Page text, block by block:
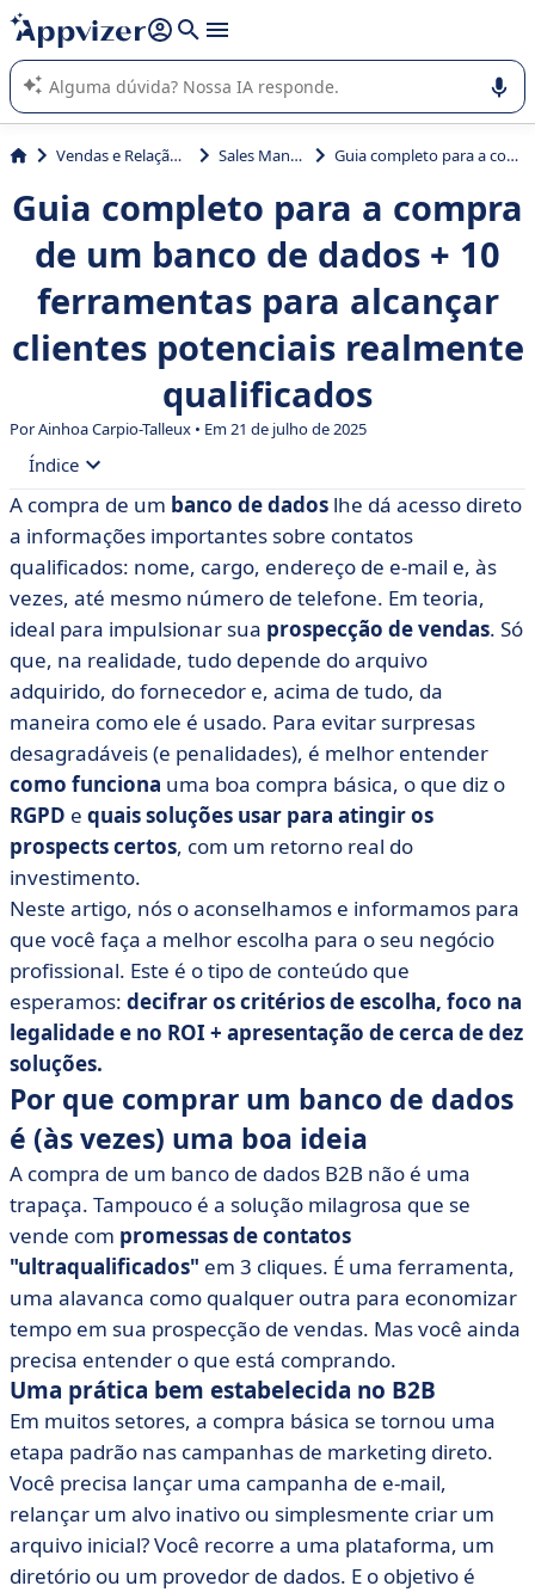
de nossa IA (várias linhas com
A IA do Appvizer o orienta no uso ou na seleção de software
SaaS para sua empresa.
Vendas e Relação com Cliente Sales Management Guia completo para a compra de um banco de dados + 10 ferramentas para alcançar clientes potenciais realmente qualificados
Guia completo para a compra
de um banco de dados + 10
ferramentas para alcançar
clientes potenciais realmente
qualificados
Por Ainhoa Carpio-Talleux • Em 21 de julho de 2025
Índice
• Por que comprar um banco de dados é (às vezes)
uma boa ideia
• Como escolher um banco de dados que seja
realmente útil para seus esforços de prospecção
• O que você pode (realmente) fazer em conformidade
com o RGPD
• Como maximizar o ROI de um banco de dados
adquirido
• 10 soluções confiáveis para comprar um banco de
dados sem cometer erros
• O que você precisa lembrar antes de comprar um
banco de dados
A compra de um banco de dados lhe dá acesso direto
a informações importantes sobre contatos
qualificados: nome, cargo, endereço de e-mail e, às
vezes, até mesmo número de telefone. Em teoria,
ideal para impulsionar sua prospecção de vendas. Só
que, na realidade, tudo depende do arquivo
adquirido, do fornecedor e, acima de tudo, da
maneira como ele é usado. Para evitar surpresas
desagradáveis (e penalidades), é melhor entender
como funciona uma boa compra básica, o que diz o
RGPD e quais soluções usar para atingir os
prospects certos, com um retorno real do
investimento.
Neste artigo, nós o aconselhamos e informamos para
que você faça a melhor escolha para o seu negócio
profissional. Este é o tipo de conteúdo que
esperamos: decifrar os critérios de escolha, foco na
legalidade e no ROI + apresentação de cerca de dez
soluções.
Por que comprar um banco de dados
é (às vezes) uma boa ideia
A compra de um banco de dados B2B não é uma
trapaça. Tampouco é a solução milagrosa que se
vende com promessas de contatos
"ultraqualificados" em 3 cliques. É uma ferramenta,
uma alavanca como qualquer outra para economizar
tempo em sua prospecção de vendas. Mas você ainda
precisa entender o que está comprando.
Uma prática bem estabelecida no B2B
Em muitos setores, a compra básica se tornou uma
etapa padrão nas campanhas de marketing direto.
Você precisa lançar uma campanha de e-mail,
relançar um alvo inativo ou simplesmente criar um
arquivo inicial? Você recorre a uma plataforma, um
diretório ou um provedor de dados. E o objetivo é